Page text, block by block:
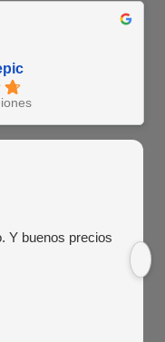
Y buenos precios